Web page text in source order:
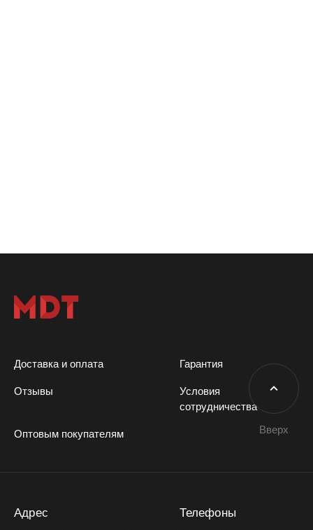
Доставка и оплата Гарантия
Отзывы
Условия
сотрудничества
Оптовым покупателям
Адрес Телефоны
Вверх